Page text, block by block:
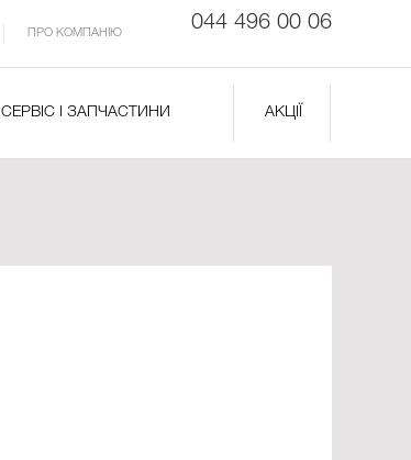
044 496 00 06
ПРО КОМПАНІЮ
СЕРВІС І ЗАПЧАСТИНИ АКЦІЇ